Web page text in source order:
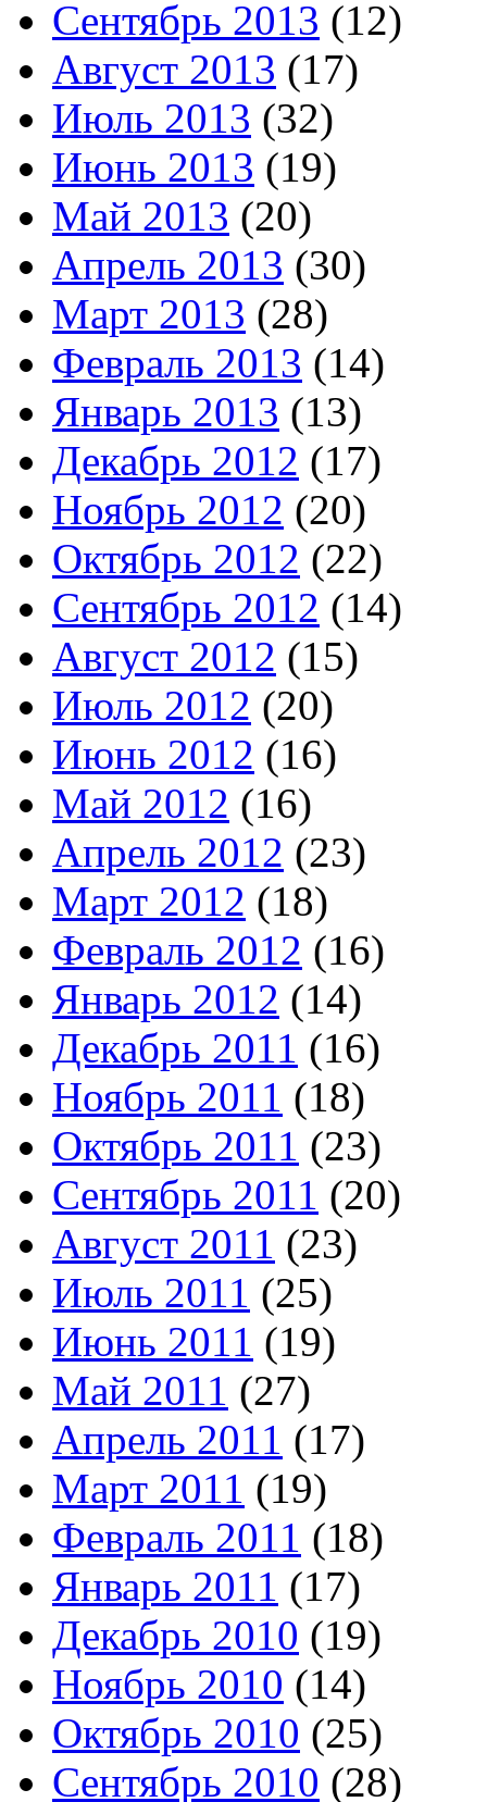
Сентябрь 2013 (12)
Август 2013 (17)
Июль 2013 (32)
Июнь 2013 (19)
Май 2013 (20)
Апрель 2013 (30)
Март 2013 (28)
Февраль 2013 (14)
Январь 2013 (13)
Декабрь 2012 (17)
Ноябрь 2012 (20)
Октябрь 2012 (22)
Сентябрь 2012 (14)
Август 2012 (15)
Июль 2012 (20)
Июнь 2012 (16)
Май 2012 (16)
Апрель 2012 (23)
Март 2012 (18)
Февраль 2012 (16)
Январь 2012 (14)
Декабрь 2011 (16)
Ноябрь 2011 (18)
Октябрь 2011 (23)
Сентябрь 2011 (20)
Август 2011 (23)
Июль 2011 (25)
Июнь 2011 (19)
Май 2011 (27)
Апрель 2011 (17)
Март 2011 (19)
Февраль 2011 (18)
Январь 2011 (17)
Декабрь 2010 (19)
Ноябрь 2010 (14)
Октябрь 2010 (25)
Сентябрь 2010 (28)